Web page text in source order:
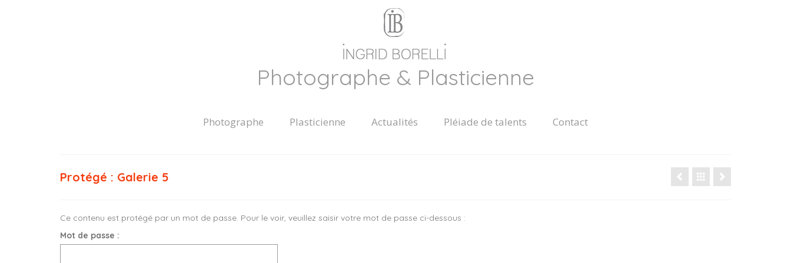
Photographe & Plasticienne
Photographe Plasticienne Actualités Pléiade de talents Contact
Protégé : Galerie 5
Ce contenu est protégé par un mot de passe. Pour le voir, veuillez saisir votre mot de passe ci-dessous :
Mot de passe :